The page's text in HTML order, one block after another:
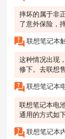
摔坏的属于非
了意外保险，
联想笔记本
这种情况出现
修下。去联想
联想笔记本
联想笔记本电
通用的方式如
联想笔记本内